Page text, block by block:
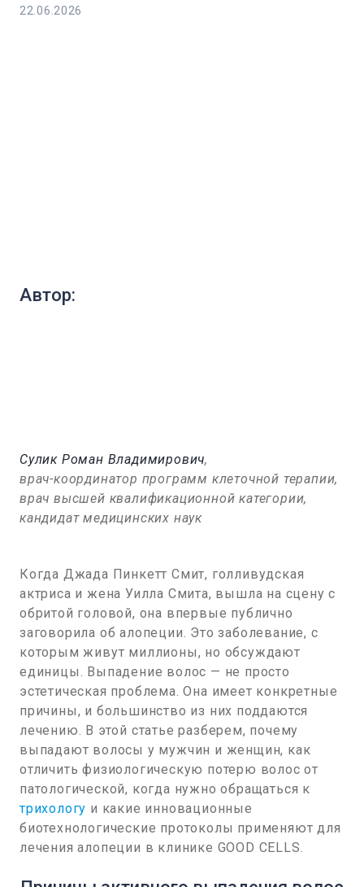
22.06.2026
Автор:
Сулик Роман Владимирович,
врач-координатор программ клеточной терапии,
врач высшей квалификационной категории,
кандидат медицинских наук
Когда Джада Пинкетт Смит, голливудская
актриса и жена Уилла Смита, вышла на сцену с
обритой головой, она впервые публично
заговорила об алопеции. Это заболевание, с
которым живут миллионы, но обсуждают
единицы. Выпадение волос — не просто
эстетическая проблема. Она имеет конкретные
причины, и большинство из них поддаются
лечению. В этой статье разберем, почему
выпадают волосы у мужчин и женщин, как
отличить физиологическую потерю волос от
патологической, когда нужно обращаться к
трихологу и какие инновационные
биотехнологические протоколы применяют для
лечения алопеции в клинике GOOD CELLS.